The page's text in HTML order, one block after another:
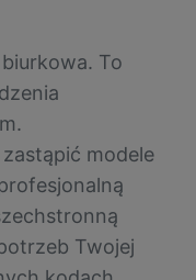
To
modele
Twojej